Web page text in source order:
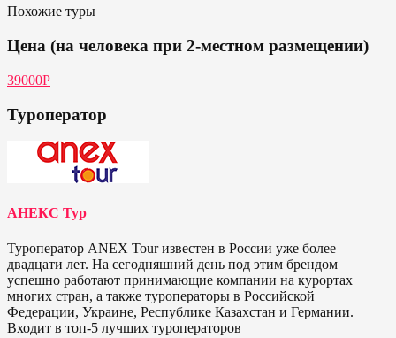
Похожие туры
Цена (на человека при 2-местном размещении)
39000P
Туроператор
АНЕКС Тур
Туроператор ANEX Tour известен в России уже более
двадцати лет. На сегодняшний день под этим брендом
успешно работают принимающие компании на курортах
многих стран, а также туроператоры в Российской
Федерации, Украине, Республике Казахстан и Германии.
Входит в топ-5 лучших туроператоров